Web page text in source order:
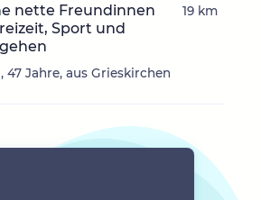
nette Freundinnen
Sport und
47 Jahre, aus Grieskirchen
19 km